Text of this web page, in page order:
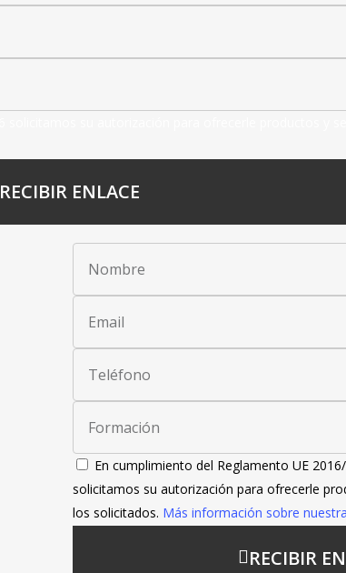
RECIBIR ENLACE
En cumplimiento del Reglamento UE
solicitamos su autorización para ofrecerle
los solicitados. Más información sobre
RECIBIR